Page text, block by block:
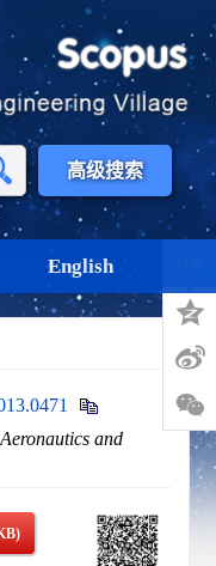
高级搜索
English
and